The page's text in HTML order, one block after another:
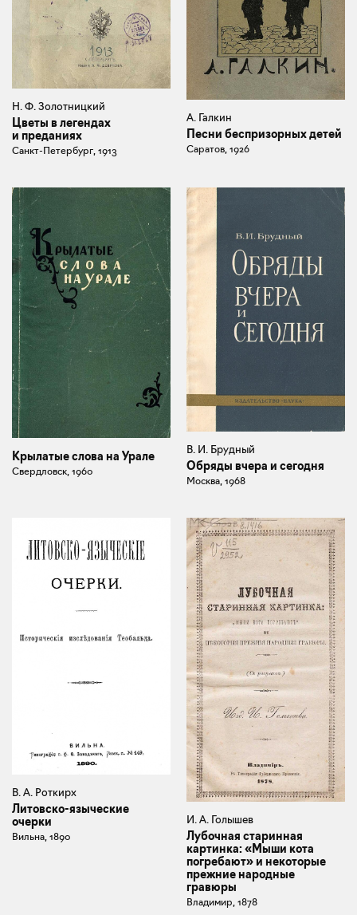
Н. Ф. Золотницкий
Цветы в легендах
и преданиях
Санкт-Петербург, 1913
А. Галкин
Песни беспризорных детей
Саратов, 1926
Крылатые слова на Урале
Свердловск, 1960
В. И. Брудный
Обряды вчера и сегодня
Москва, 1968
В. А. Роткирх
Литовско-языческие
очерки
Вильна, 1890
И. А. Голышев
Лубочная старинная
картинка: «Мыши кота
погребают» и некоторые
прежние народные
гравюры
Владимир, 1878